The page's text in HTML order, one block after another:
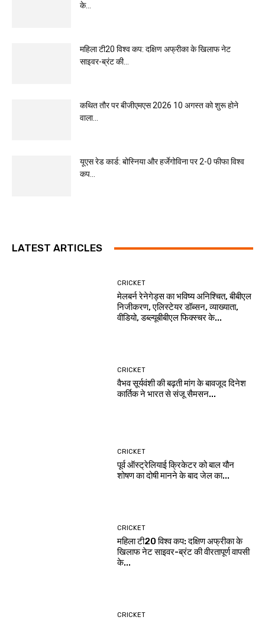
के...
महिला टी20 विश्व कप: दक्षिण अफ्रीका के खिलाफ नेट
साइवर-ब्रंट की...
कथित तौर पर बीजीएमएस 2026 10 अगस्त को शुरू होने
वाला...
यूएस रेड कार्ड: बोस्निया और हर्जेगोविना पर 2-0 फीफा विश्व
कप...
LATEST ARTICLES
CRICKET
मेलबर्न रेनेगेड्स का भविष्य अनिश्चित, बीबीएल
निजीकरण, एलिस्टेयर डॉब्सन, व्याख्याता,
वीडियो, डब्ल्यूबीबीएल फिक्स्चर के...
CRICKET
वैभव सूर्यवंशी की बढ़ती मांग के बावजूद दिनेश
कार्तिक ने भारत से संजू सैमसन...
CRICKET
पूर्व ऑस्ट्रेलियाई क्रिकेटर को बाल यौन
शोषण का दोषी मानने के बाद जेल का...
CRICKET
महिला टी20 विश्व कप: दक्षिण अफ्रीका के
खिलाफ नेट साइवर-ब्रंट की वीरतापूर्ण वापसी
के...
CRICKET